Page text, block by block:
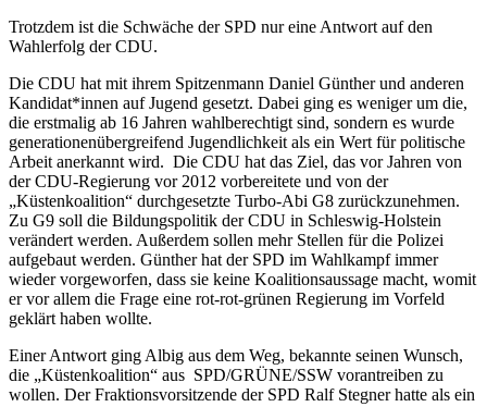
Trotzdem ist die Schwäche der SPD nur eine Antwort auf den
Wahlerfolg der CDU.
Die CDU hat mit ihrem Spitzenmann Daniel Günther und anderen
Kandidat*innen auf Jugend gesetzt. Dabei ging es weniger um die,
die erstmalig ab 16 Jahren wahlberechtigt sind, sondern es wurde
generationenübergreifend Jugendlichkeit als ein Wert für politische
Arbeit anerkannt wird. Die CDU hat das Ziel, das vor Jahren von
der CDU-Regierung vor 2012 vorbereitete und von der
„Küstenkoalition“ durchgesetzte Turbo-Abi G8 zurückzunehmen.
Zu G9 soll die Bildungspolitik der CDU in Schleswig-Holstein
verändert werden. Außerdem sollen mehr Stellen für die Polizei
aufgebaut werden. Günther hat der SPD im Wahlkampf immer
wieder vorgeworfen, dass sie keine Koalitionsaussage macht, womit
er vor allem die Frage eine rot-rot-grünen Regierung im Vorfeld
geklärt haben wollte.
Einer Antwort ging Albig aus dem Weg, bekannte seinen Wunsch,
die „Küstenkoalition“ aus SPD/GRÜNE/SSW vorantreiben zu
wollen. Der Fraktionsvorsitzende der SPD Ralf Stegner hatte als ein